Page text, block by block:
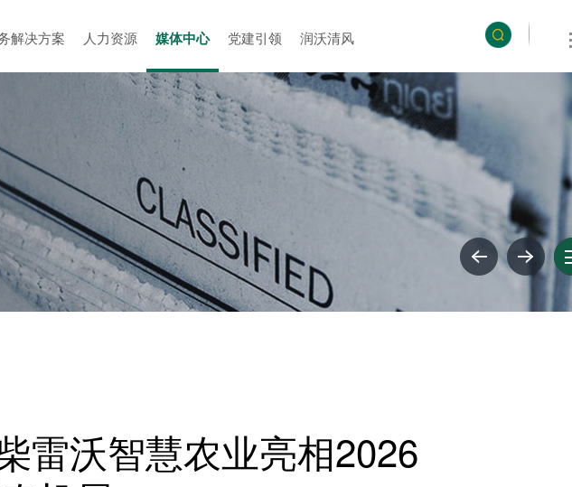
解决方案 人力资源 媒体中心 党建引领 润沃清风
雷沃智慧农业亮相2026